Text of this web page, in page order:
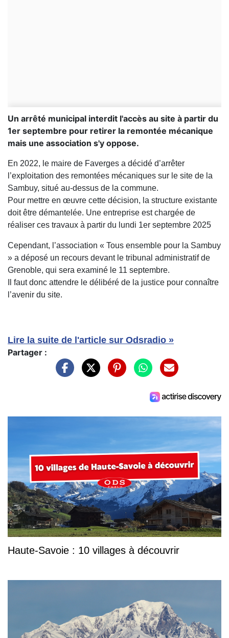
Un arrêté municipal interdit l'accès au site à partir du
1er septembre pour retirer la remontée mécanique
mais une association s'y oppose.
En 2022, le maire de Faverges a décidé d’arrêter
l’exploitation des remontées mécaniques sur le site de la
Sambuy, situé au-dessus de la commune.
Pour mettre en œuvre cette décision, la structure existante
doit être démantelée. Une entreprise est chargée de
réaliser ces travaux à partir du lundi 1er septembre 2025
Cependant, l’association « Tous ensemble pour la Sambuy
» a déposé un recours devant le tribunal administratif de
Grenoble, qui sera examiné le 11 septembre.
Il faut donc attendre le délibéré de la justice pour connaître
l’avenir du site.
Lire la suite de l'article sur Odsradio »
Partager :
Haute-Savoie : 10 villages à découvrir